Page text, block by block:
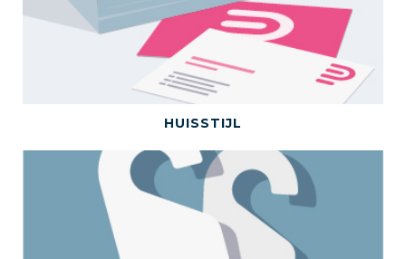
BEKIJK DEZE CATEGORIE
HUISSTIJL